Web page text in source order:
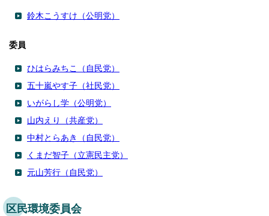
鈴木こうすけ（公明党）
委員
ひはらみちこ（自民党）
五十嵐やす子（社民党）
いがらし学（公明党）
山内えり（共産党）
中村とらあき（自民党）
くまだ智子（立憲民主党）
元山芳行（自民党）
区民環境委員会